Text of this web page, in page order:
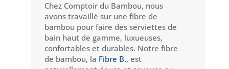
Chez Comptoir du Bambou, nous
avons travaillé sur une fibre de
bambou pour faire des serviettes de
bain haut de gamme, luxueuses,
confortables et durables. Notre fibre
de bambou, la Fibre B., est